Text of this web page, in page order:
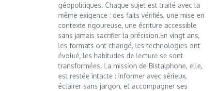
géopolitiques. Chaque sujet est traité avec la
même exigence : des faits vérifiés, une mise en
contexte rigoureuse, une écriture accessible
sans jamais sacrifier la précision.En vingt ans,
les formats ont changé, les technologies ont
évolué, les habitudes de lecture se sont
transformées. La mission de Bistalphone, elle,
est restée intacte : informer avec sérieux,
éclairer sans jargon, et accompagner ses